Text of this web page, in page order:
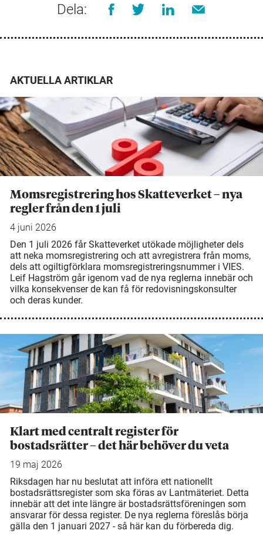
Dela:
AKTUELLA ARTIKLAR
Momsregistrering hos Skatteverket – nya
regler från den 1 juli
4 juni 2026
Den 1 juli 2026 får Skatteverket utökade möjligheter dels
att neka momsregistrering och att avregistrera från moms,
dels att ogiltigförklara momsregistreringsnummer i VIES.
Leif Hagström går igenom vad de nya reglerna innebär och
vilka konsekvenser de kan få för redovisningskonsulter
och deras kunder.
Klart med centralt register för
bostadsrätter – det här behöver du veta
19 maj 2026
Riksdagen har nu beslutat att införa ett nationellt
bostadsrättsregister som ska föras av Lantmäteriet. Detta
innebär att det inte längre är bostadsrättsföreningen som
ansvarar för dessa register. De nya reglerna föreslås börja
gälla den 1 januari 2027 - så här kan du förbereda dig.